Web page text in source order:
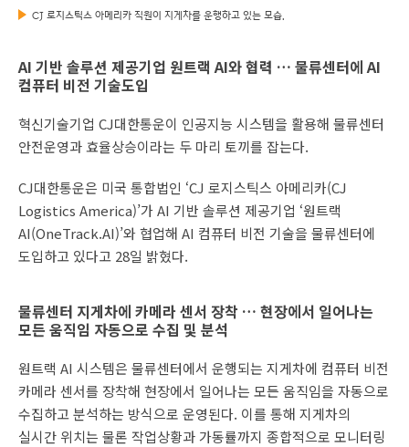
CJ 로지스틱스 아메리카 직원이 지게차를 운행하고 있는 모습.
AI 기반 솔루션 제공기업 원트랙 AI와 협력 … 물류센터에 AI
컴퓨터 비전 기술도입
혁신기술기업 CJ대한통운이 인공지능 시스템을 활용해 물류센터
안전운영과 효율상승이라는 두 마리 토끼를 잡는다.
CJ대한통운은 미국 통합법인 ‘CJ 로지스틱스 아메리카(CJ
Logistics America)’가 AI 기반 솔루션 제공기업 ‘원트랙
AI(OneTrack.AI)’와 협업해 AI 컴퓨터 비전 기술을 물류센터에
도입하고 있다고 28일 밝혔다.
물류센터 지게차에 카메라 센서 장착 … 현장에서 일어나는
모든 움직임 자동으로 수집 및 분석
원트랙 AI 시스템은 물류센터에서 운행되는 지게차에 컴퓨터 비전
카메라 센서를 장착해 현장에서 일어나는 모든 움직임을 자동으로
수집하고 분석하는 방식으로 운영된다. 이를 통해 지게차의
실시간 위치는 물론 작업상황과 가동률까지 종합적으로 모니터링